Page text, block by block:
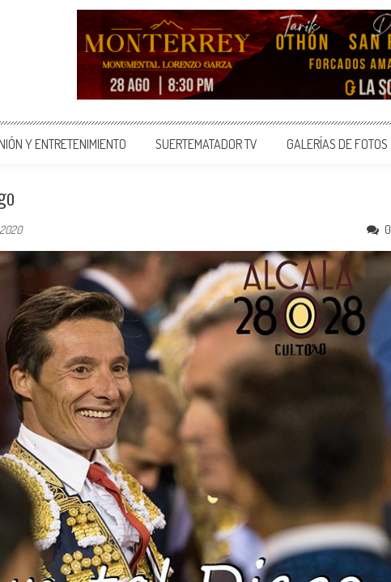
Y ENTRETENIMIENTO SUERTEMATADOR TV GALERÍAS DE FOTOS
0